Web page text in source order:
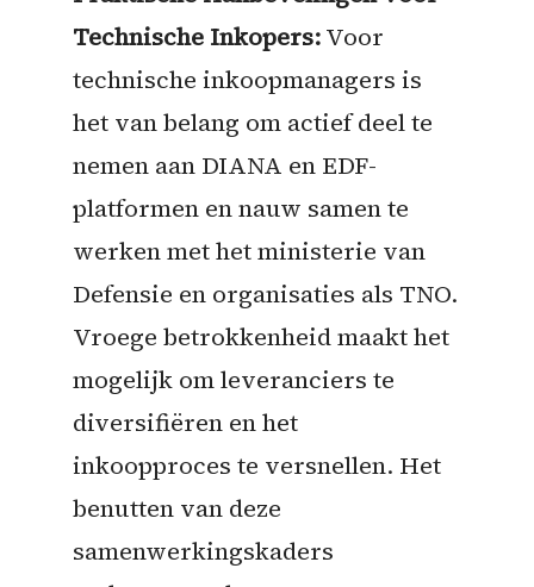
Technische Inkopers:Voor
technische inkoopmanagers is
het van belang om actief deel te
nemen aan DIANA en EDF-
platformen en nauw samen te
werken met het ministerie van
Defensie en organisaties als TNO.
Vroege betrokkenheid maakt het
mogelijk om leveranciers te
diversifiëren en het
inkoopproces te versnellen. Het
benutten van deze
samenwerkingskaders